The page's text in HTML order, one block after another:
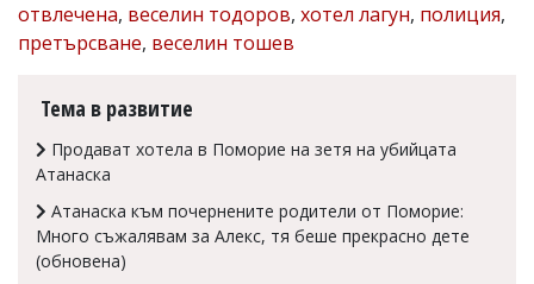
читателите
и
носи
откриете
обиден
отвлечена, веселин тодоров, хотел лагун, полиция,
претърсване, веселин тошев
Тема в развитие
Продават хотела в Поморие на зетя на убийцата
Атанаска
Атанаска към почернените родители от Поморие:
Много съжалявам за Алекс, тя беше прекрасно дете
(обновена)